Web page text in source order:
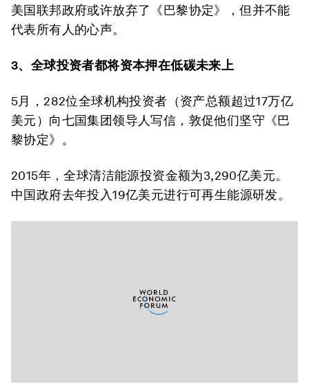
美国联邦政府或许放弃了《巴黎协定》，但并不能
代表所有人的心声。
3、全球投资者都将资本押在低碳未来上
5月，282位全球机构投资者（资产总额超过17万亿
美元）向七国集团领导人写信，敦促他们坚守《巴
黎协定》。
2015年，全球清洁能源投资金额为3,290亿美元。
中国政府去年投入19亿美元进行可再生能源研发。